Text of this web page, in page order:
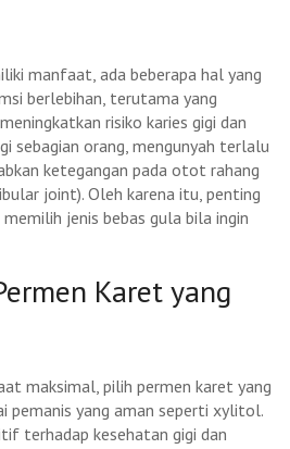
manfaat, ada beberapa hal yang
berlebihan, terutama yang
risiko karies gigi dan
sebagian orang, mengunyah terlalu
ketegangan pada otot rahang
joint). Oleh karena itu, penting
jenis bebas gula bila ingin
Karet yang
maksimal, pilih permen karet yang
pemanis yang aman seperti xylitol.
terhadap kesehatan gigi dan